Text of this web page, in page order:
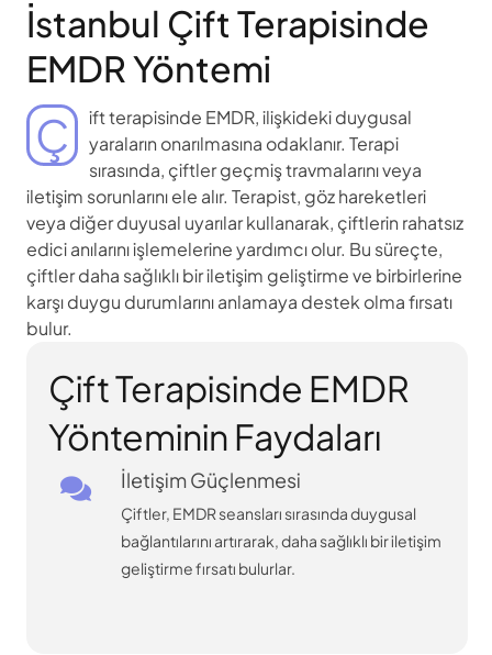
İstanbul Çift Terapisinde
EMDR Yöntemi
Çift terapisinde EMDR, ilişkideki duygusal
yaraların onarılmasına odaklanır. Terapi
sırasında, çiftler geçmiş travmalarını veya
iletişim sorunlarını ele alır. Terapist, göz hareketleri
veya diğer duyusal uyarılar kullanarak, çiftlerin rahatsız
edici anılarını işlemelerine yardımcı olur. Bu süreçte,
çiftler daha sağlıklı bir iletişim geliştirme ve birbirlerine
karşı duygu durumlarını anlamaya destek olma fırsatı
bulur.
Çift Terapisinde EMDR
Yönteminin Faydaları
İletişim Güçlenmesi
Çiftler, EMDR seansları sırasında duygusal
bağlantılarını artırarak, daha sağlıklı bir iletişim
geliştirme fırsatı bulurlar.